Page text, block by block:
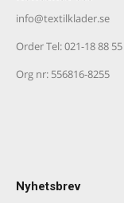
info@textilklader.se
Order Tel: 021-18 88 55
Org nr: 556816-8255
Nyhetsbrev